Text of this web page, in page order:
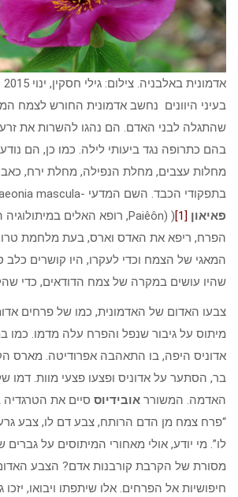
אדמונית באלבניה. צילום: גילי חסקין, ינוי 2015
בעיני היוונים נחשב אדמונית החורש לצמח
שהתגלה לבני האדם. הם נהגו להשרות את
בהם כתרופה נגד ביעותי לילה. כמו כן, הם
מחלות עצבים, מחלת הנפילה, מחלת ירח,
בתפקודי הכבד. השם המדעי -Paeonia mascula – נגזר משמו של
פאיאון
Paiêôn) )[1]
, רופא האלים במיתולוגיה
הפרח, ריפא את האדס וארס, בעת מלחמת
המאגי של הצמח וכדי לעקרו, היו קושרים כלב
שהיו עושים במקרה של צמח הדודאים, כדי
צבעו האדום של האדמונית, כמו של פרחים
מיתוס על גיבור שנפל והפרח עלה מדמו. כמו
אדוניס היפה, בו התאהבה אפרודיטה. מארס
בר, הסתער על אדוניס ופצעו פצעי מוות. דמו
האדמה. המשורר אובידיוס סיים את
“פרח צמח מן הדם הרותח, צבע דם לו, צבע
לו”. מי יודע, אולי מאחורי המיתוסים על
מסורת של הקרבת קורבנות אדם? הצבע
חיפושיות אל הפרחים. אלו שיתפתו ויבואו, יזכו